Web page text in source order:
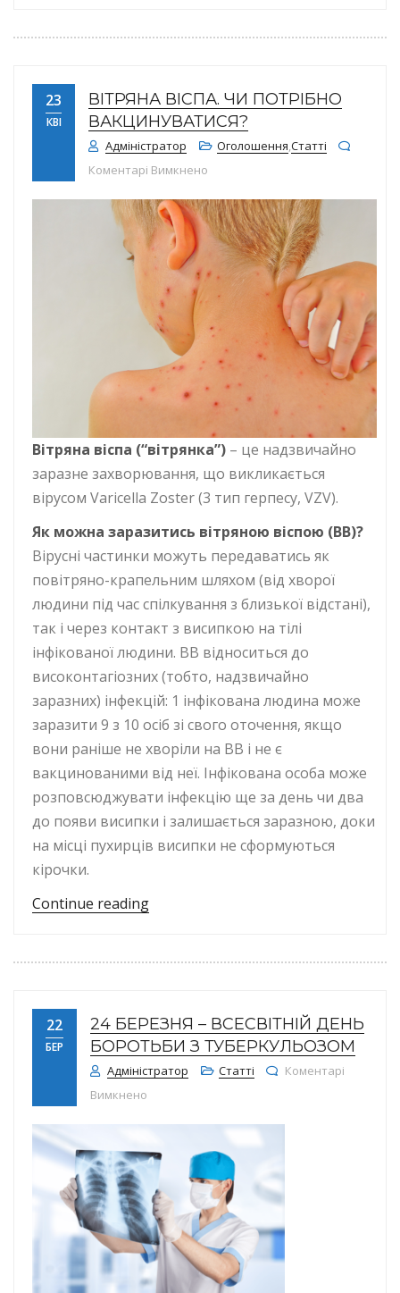
23
КВІ
ВІТРЯНА ВІСПА. ЧИ ПОТРІБНО
ВАКЦИНУВАТИСЯ?
Адміністратор Оголошення,Статті
Коментарі Вимкнено
Вітряна віспа (“вітрянка”) – це надзвичайно
заразне захворювання, що викликається
вірусом Varicella Zoster (3 тип герпесу, VZV).
Як можна заразитись вітряною віспою (ВВ)?
Вірусні частинки можуть передаватись як
повітряно-крапельним шляхом (від хворої
людини під час спілкування з близької відстані),
так і через контакт з висипкою на тілі
інфікованої людини. ВВ відноситься до
високонтагіозних (тобто, надзвичайно
заразних) інфекцій: 1 інфікована людина може
заразити 9 з 10 осіб зі свого оточення, якщо
вони раніше не хворіли на ВВ і не є
вакцинованими від неї. Інфікована особа може
розповсюджувати інфекцію ще за день чи два
до появи висипки і залишається заразною, доки
на місці пухирців висипки не сформуються
кірочки.
Continue reading“Вітряна віспа. Чи потрібно
22
БЕР
24 БЕРЕЗНЯ – ВСЕСВІТНІЙ ДЕНЬ
БОРОТЬБИ З ТУБЕРКУЛЬОЗОМ
Адміністратор Статті
Коментарі
Вимкнено